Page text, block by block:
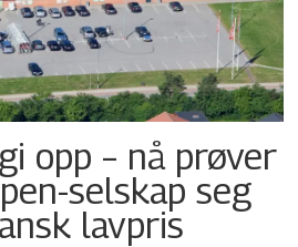
opp – nå prøver
selskap seg
lavpris